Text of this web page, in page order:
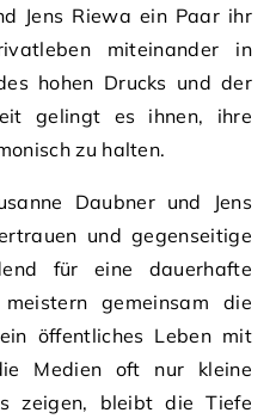
Jens Riewa ein Paar ihr
miteinander in
hohen Drucks und der
gelingt es ihnen, ihre
zu halten.
Daubner und Jens
und gegenseitige
für eine dauerhafte
gemeinsam die
öffentliches Leben mit
Medien oft nur kleine
zeigen, bleibt die Tiefe